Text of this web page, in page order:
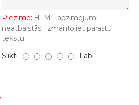
Piezīme: HTML apzīmējumi
neatbalstās! Izmantojiet parastu
tekstu.
Slikti Labi